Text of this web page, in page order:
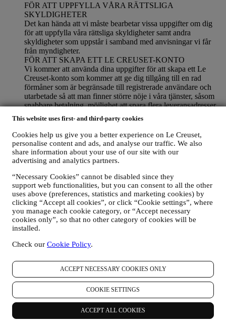
This website uses first- and third-party cookies
Cookies help us give you a better experience on Le Creuset,
personalise content and ads, and analyse our traffic. We also
share information about your use of our site with our
advertising and analytics partners.
“Necessary Cookies” cannot be disabled since they
support web functionalities, but you can consent to all the other
uses above (preferences, statistics and marketing cookies) by
clicking “Accept all cookies”, or click “Cookie settings”, where
you manage each cookie category, or “Accept necessary
cookies only”, so that no other category of cookies will be
installed.
Check our Cookie Policy.
ACCEPT NECESSARY COOKIES ONLY
COOKIE SETTINGS
ACCEPT ALL COOKIES
FÖR ATT UPPFYLLA VÅRA RÄTTSLIGA
SKYLDIGHETER
Det kan hända att vi måste bearbetar vissa uppgifter om dig
för att uppfylla våra rättsliga skyldigheter samt andra
skyldigheter som uppstår i samband med anvisningar vi får
från myndigheter.
FÖR ATT SKAPA ETT LE CREUSET-KONTO
Vi kommer att använda dina uppgifter för att skapa ett Le
Creuset-konto som kommer att ge dig tillgång till en rad
förmåner som är begränsade till registrerade användare och
utarbetade så att man finner större nöje i våra tjänster, såsom
snabbare betalning, möjlighet att spara flera leveransadresser,
se och spåra beställningar. Sådan bearbetning bygger på ett
avtalsfäst utförande av denna tjänst.
FÖR ATT HANTERA DINA BESTÄLLNINGAR OCH
ERBJUDA DIG VÅRA PRODUKTER, VÅRA
TJÄNSTER OCH VÅR HJÄLP
Vi kommer att använda dina uppgifter för att hantera vårt
och/eller i våra Le Creuset butiker, användning av
webbplatsen samt all service som erbjuds efter avslutat köp
eller ditt eventuella deltagande i tävlingar. Vi kanske måste
bearbeta vissa uppgifter om dig i administrativt syfte i
samband med vårt avtalsförhållande till dig, t. ex. bland annat
bokföring, fakturering och revision, verifiering av kontokort,
bedrägerikontroll, trygghet, säkerhet, systemtest, underhåll
och statistisk analys m.m. Emellanåt kan det hända att vi
måste kontakta dig på grund av administrativa eller
verksamhetsmässiga skäl. Till exempel för att skicka dig
information om ditt köp. Vi kommer också att använda dina
uppgifter för att svara på förfrågningar som du skickar via vår
webbplats eller genom andra kanaler. Sådan bearbetning
bygger på ett avtalsfäst utförande av våra e-handelstjänster.
FÖR ATT INFORMERA DIG OM LE CREUSETS
PRODUKTNYHETER OCH ERBJUDANDEN